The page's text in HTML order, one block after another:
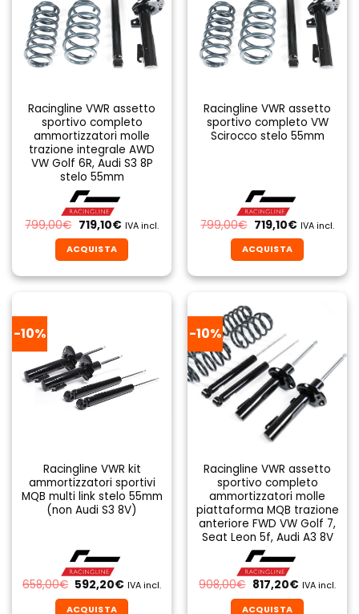
Racingline VWR assetto
sportivo completo
ammortizzatori molle
trazione integrale AWD
VW Golf 6R, Audi S3 8P
stelo 55mm
799,00€ Il
prezzo
originale
era:
799,00€.
719,10€Il
attuale
è:
719,10€.
IVA incl.
ACQUISTA
Racingline VWR assetto
sportivo completo VW
Scirocco stelo 55mm
799,00€ Il
prezzo
originale
era:
799,00€.
719,10€Il
attuale
è:
719,10€.
IVA incl.
ACQUISTA
-10%
Racingline VWR kit
ammortizzatori sportivi
MQB multi link stelo 55mm
(non Audi S3 8V)
658,00€ Il
prezzo
originale
592,20€Il
attuale
IVA incl.
ACQUISTA
-10%
Racingline VWR assetto
sportivo completo
ammortizzatori molle
piattaforma MQB trazione
anteriore FWD VW Golf 7,
Seat Leon 5f, Audi A3 8V
908,00€ Il
prezzo
originale
817,20€Il
attuale
IVA incl.
ACQUISTA